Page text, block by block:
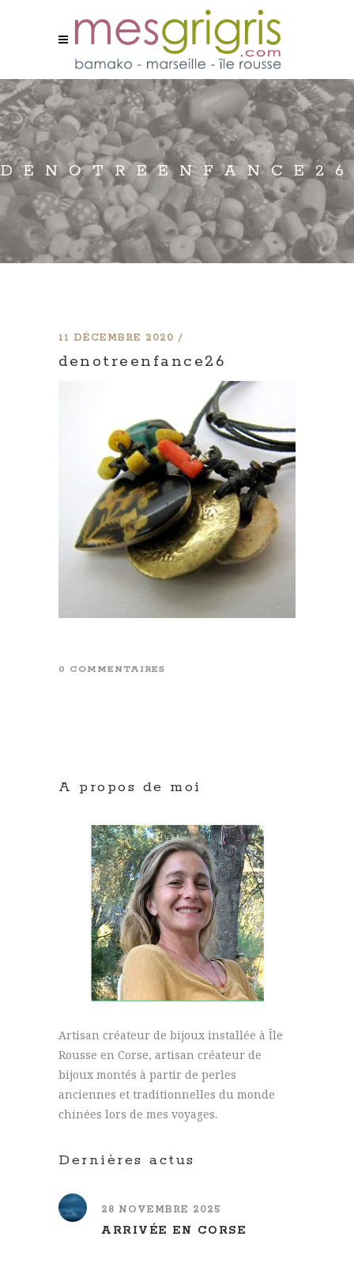
DENOTREENFANCE26
11 DÉCEMBRE 2020
denotreenfance26
0 COMMENTAIRES
A propos de moi
Artisan créateur de bijoux installée à Île
Rousse en Corse, artisan créateur de
bijoux montés à partir de perles
anciennes et traditionnelles du monde
chinées lors de mes voyages.
Dernières actus
28 NOVEMBRE 2025
ARRIVÉE EN CORSE